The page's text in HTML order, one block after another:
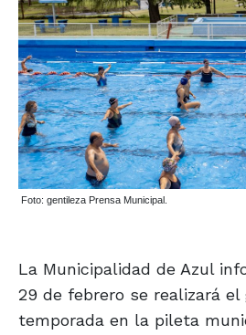
Foto: gentileza Prensa Municipal.
La Municipalidad de Azul
29 de febrero se realizará el
temporada en la pileta